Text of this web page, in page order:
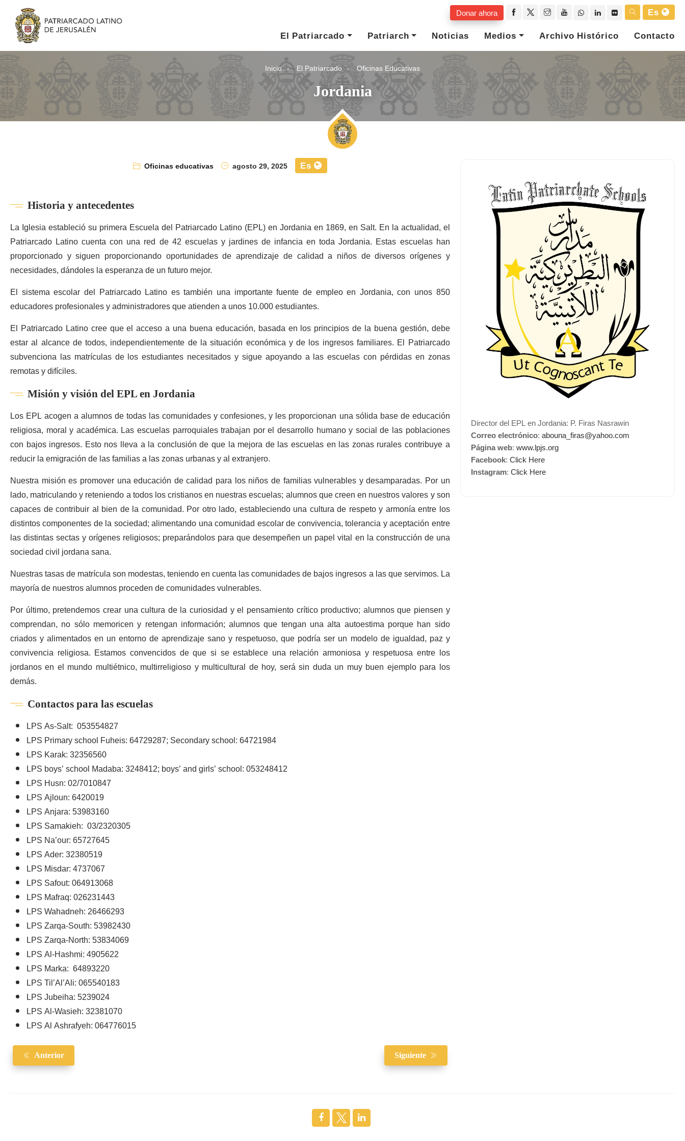
Donar ahora
Es
El Patriarcado
Patriarch Noticias Medios Archivo Histórico Contacto
Inicio El Patriarcado Oficinas Educativas
Jordania
Oficinas educativas agosto 29, 2025 Es
Historia y antecedentes
La Iglesia estableció su primera Escuela del Patriarcado Latino (EPL) en Jordania en 1869, en Salt. En la actualidad, el
Patriarcado Latino cuenta con una red de 42 escuelas y jardines de infancia en toda Jordania. Estas escuelas han
proporcionado y siguen proporcionando oportunidades de aprendizaje de calidad a niños de diversos orígenes y
necesidades, dándoles la esperanza de un futuro mejor.
El sistema escolar del Patriarcado Latino es también una importante fuente de empleo en Jordania, con unos 850
educadores profesionales y administradores que atienden a unos 10.000 estudiantes.
El Patriarcado Latino cree que el acceso a una buena educación, basada en los principios de la buena gestión, debe
estar al alcance de todos, independientemente de la situación económica y de los ingresos familiares. El Patriarcado
subvenciona las matrículas de los estudiantes necesitados y sigue apoyando a las escuelas con pérdidas en zonas
remotas y difíciles.
Misión y visión del EPL en Jordania
Los EPL acogen a alumnos de todas las comunidades y confesiones, y les proporcionan una sólida base de educación
religiosa, moral y académica. Las escuelas parroquiales trabajan por el desarrollo humano y social de las poblaciones
con bajos ingresos. Esto nos lleva a la conclusión de que la mejora de las escuelas en las zonas rurales contribuye a
reducir la emigración de las familias a las zonas urbanas y al extranjero.
Nuestra misión es promover una educación de calidad para los niños de familias vulnerables y desamparadas. Por un
lado, matriculando y reteniendo a todos los cristianos en nuestras escuelas; alumnos que creen en nuestros valores y son
capaces de contribuir al bien de la comunidad. Por otro lado, estableciendo una cultura de respeto y armonía entre los
distintos componentes de la sociedad; alimentando una comunidad escolar de convivencia, tolerancia y aceptación entre
las distintas sectas y orígenes religiosos; preparándolos para que desempeñen un papel vital en la construcción de una
sociedad civil jordana sana.
Nuestras tasas de matrícula son modestas, teniendo en cuenta las comunidades de bajos ingresos a las que servimos. La
mayoría de nuestros alumnos proceden de comunidades vulnerables.
Por último, pretendemos crear una cultura de la curiosidad y el pensamiento crítico productivo; alumnos que piensen y
comprendan, no sólo memoricen y retengan información; alumnos que tengan una alta autoestima porque han sido
criados y alimentados en un entorno de aprendizaje sano y respetuoso, que podría ser un modelo de igualdad, paz y
convivencia religiosa. Estamos convencidos de que si se establece una relación armoniosa y respetuosa entre los
jordanos en el mundo multiétnico, multirreligioso y multicultural de hoy, será sin duda un muy buen ejemplo para los
demás.
Contactos para las escuelas
LPS As-Salt: 053554827
LPS Primary school Fuheis:64729287; Secondary school: 64721984
LPS Karak:32356560
LPS boys’ school Madaba: 3248412; boys’ and girls’ school: 053248412
LPS Husn: 02/7010847
LPS Ajloun: 6420019
LPS Anjara: 53983160
LPS Samakieh: 03/2320305
LPS Na’our: 65727645
LPS Ader: 32380519
LPS Misdar:4737067
LPS Safout: 064913068
LPS Mafraq:026231443
LPS Wahadneh: 26466293
LPS Zarqa-South: 53982430
LPS Zarqa-North: 53834069
LPS Al-Hashmi:4905622
LPS Marka: 64893220
LPS Til’Al’Ali:065540183
LPS Jubeiha:5239024
LPS Al-Wasieh:32381070
LPS Al Ashrafyeh:064776015
Anterior Siguiente
Director del EPL en Jordania: P. Firas Nasrawin
Correo electrónico:abouna_firas@yahoo.com
Página web:www.lpjs.org
Facebook:Click Here
Instagram:Click Here